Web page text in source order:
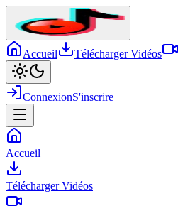
Accueil Télécharger Vidéos
ConnexionS'inscrire
Accueil
Télécharger Vidéos